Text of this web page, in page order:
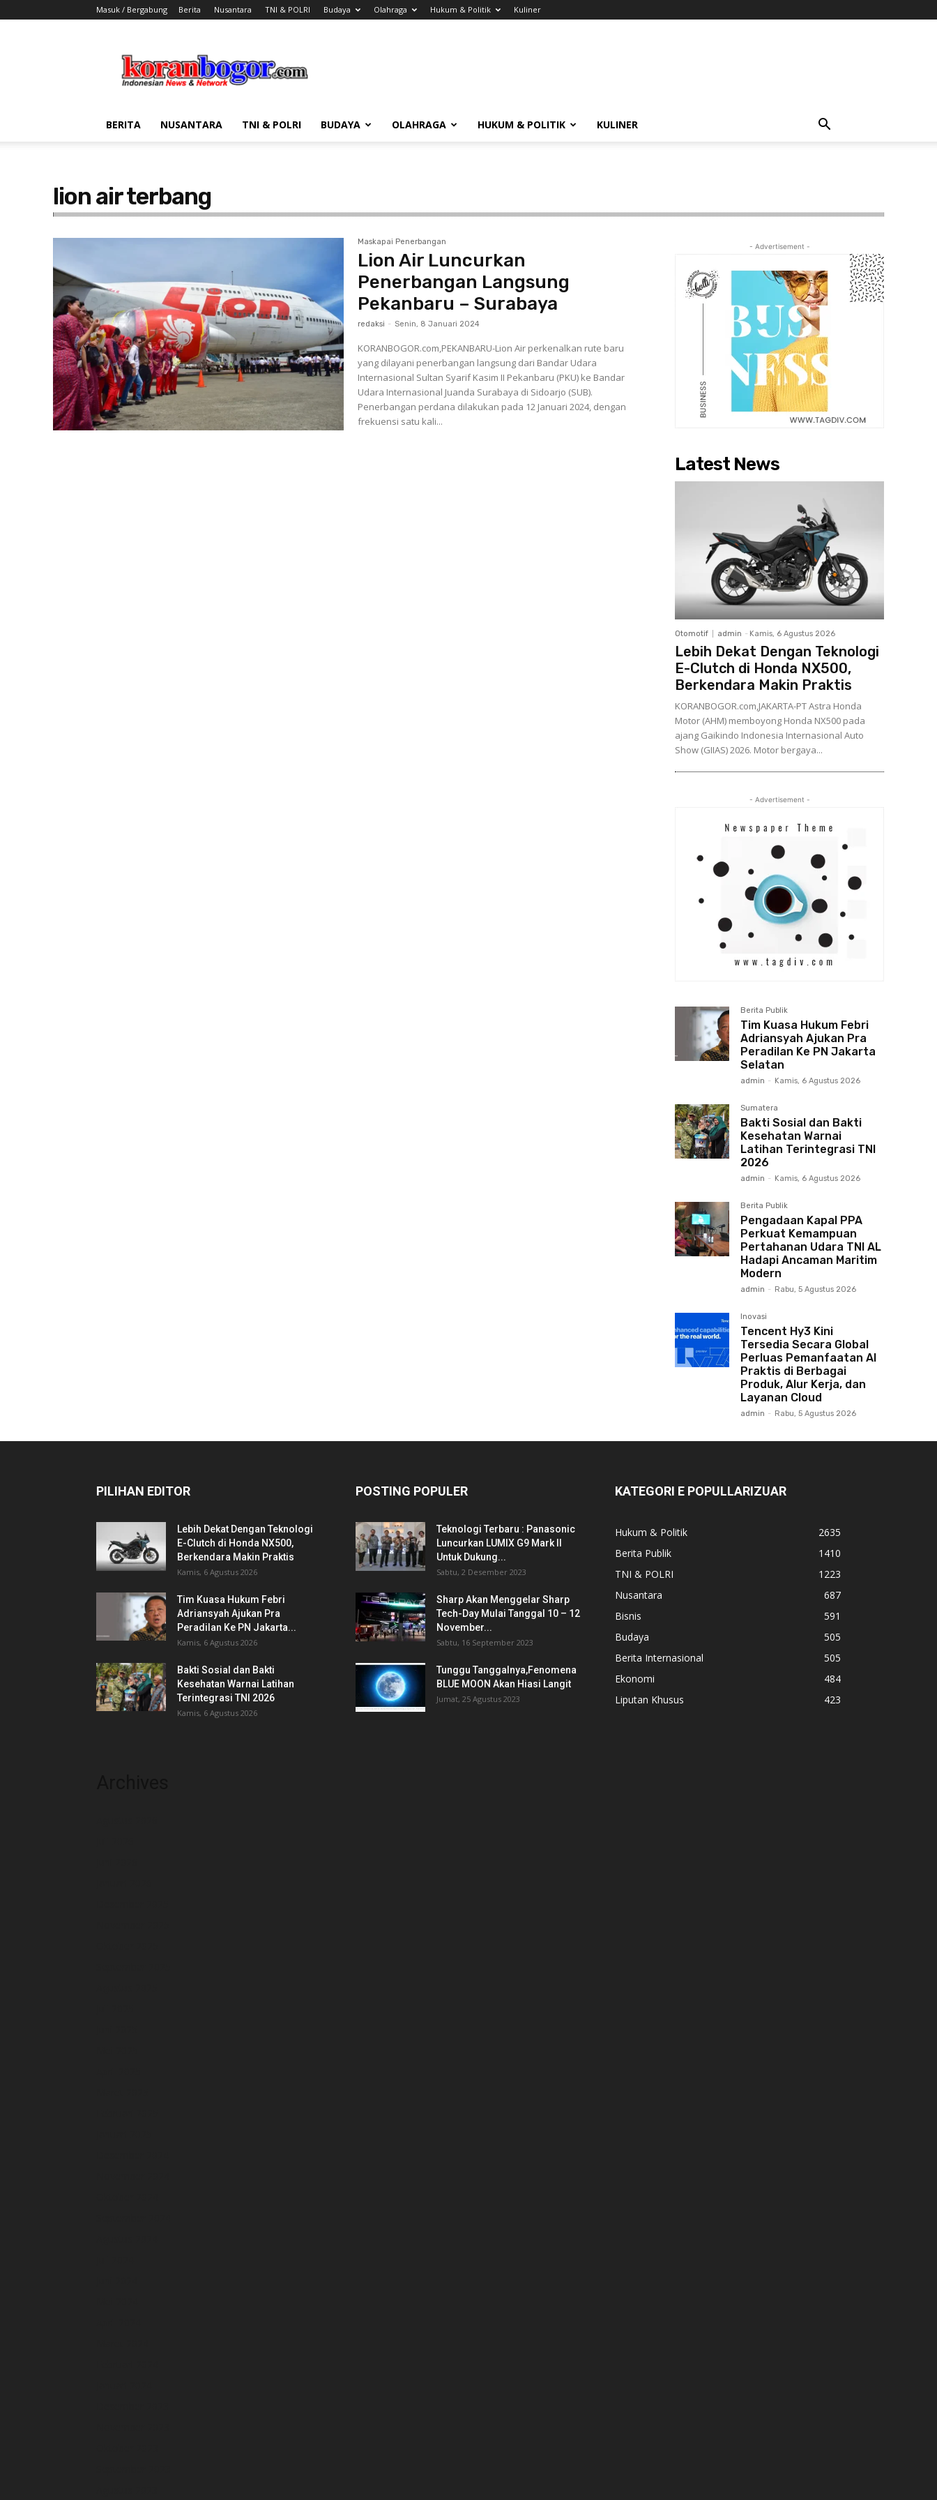
Masuk / Bergabung Berita Nusantara TNI & POLRI Budaya Olahraga Hukum & Politik Kuliner
Bogor
BERITA NUSANTARA TNI & POLRI BUDAYA OLAHRAGA HUKUM & POLITIK KULINER
lion air terbang
Maskapai Penerbangan
Lion Air Luncurkan
Penerbangan Langsung
Pekanbaru – Surabaya
redaksi - Senin, 8 Januari 2024
KORANBOGOR.com,PEKANBARU-Lion Air perkenalkan rute baru
yang dilayani penerbangan langsung dari Bandar Udara
Internasional Sultan Syarif Kasim II Pekanbaru (PKU) ke Bandar
Udara Internasional Juanda Surabaya di Sidoarjo (SUB).
Penerbangan perdana dilakukan pada 12 Januari 2024, dengan
frekuensi satu kali...
- Advertisement -
Latest News
Otomotif admin - Kamis, 6 Agustus 2026
Lebih Dekat Dengan Teknologi
E-Clutch di Honda NX500,
Berkendara Makin Praktis
KORANBOGOR.com,JAKARTA-PT Astra Honda
Motor (AHM) memboyong Honda NX500 pada
ajang Gaikindo Indonesia Internasional Auto
Show (GIIAS) 2026. Motor bergaya...
- Advertisement -
Berita Publik
Tim Kuasa Hukum Febri
Adriansyah Ajukan Pra
Peradilan Ke PN Jakarta
Selatan
admin - Kamis, 6 Agustus 2026
Sumatera
Bakti Sosial dan Bakti
Kesehatan Warnai
Latihan Terintegrasi TNI
2026
admin - Kamis, 6 Agustus 2026
Berita Publik
Pengadaan Kapal PPA
Perkuat Kemampuan
Pertahanan Udara TNI AL
Hadapi Ancaman Maritim
Modern
admin - Rabu, 5 Agustus 2026
Inovasi
Tencent Hy3 Kini
Tersedia Secara Global
Perluas Pemanfaatan AI
Praktis di Berbagai
Produk, Alur Kerja, dan
Layanan Cloud
admin - Rabu, 5 Agustus 2026
PILIHAN EDITOR
Lebih Dekat Dengan Teknologi
E-Clutch di Honda NX500,
Berkendara Makin Praktis
Kamis, 6 Agustus 2026
Tim Kuasa Hukum Febri
Adriansyah Ajukan Pra
Peradilan Ke PN Jakarta...
Kamis, 6 Agustus 2026
Bakti Sosial dan Bakti
Kesehatan Warnai Latihan
Terintegrasi TNI 2026
Kamis, 6 Agustus 2026
POSTING POPULER
Teknologi Terbaru : Panasonic
Luncurkan LUMIX G9 Mark II
Untuk Dukung...
Sabtu, 2 Desember 2023
Sharp Akan Menggelar Sharp
Tech-Day Mulai Tanggal 10 – 12
November...
Sabtu, 16 September 2023
Tunggu Tanggalnya,Fenomena
BLUE MOON Akan Hiasi Langit
Jumat, 25 Agustus 2023
KATEGORI E POPULLARIZUAR
Hukum & Politik
2635
Berita Publik
1410
TNI & POLRI
1223
Nusantara
687
Bisnis
591
Budaya
505
Berita Internasional
505
Ekonomi
484
Liputan Khusus
423